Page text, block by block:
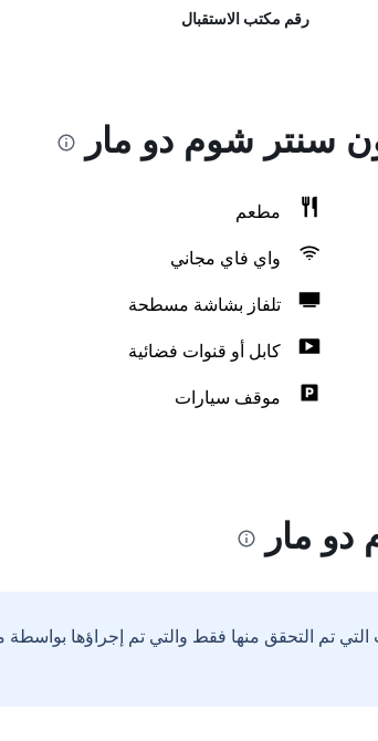
رقم مكتب الاستقبال
سنتر شوم دو مار
مطعم
واي فاي مجاني
تلفاز بشاشة مسطحة
كابل أو قنوات فضائية
موقف سيارات
مار
تم التحقق منها فقط والتي تم إجراؤها